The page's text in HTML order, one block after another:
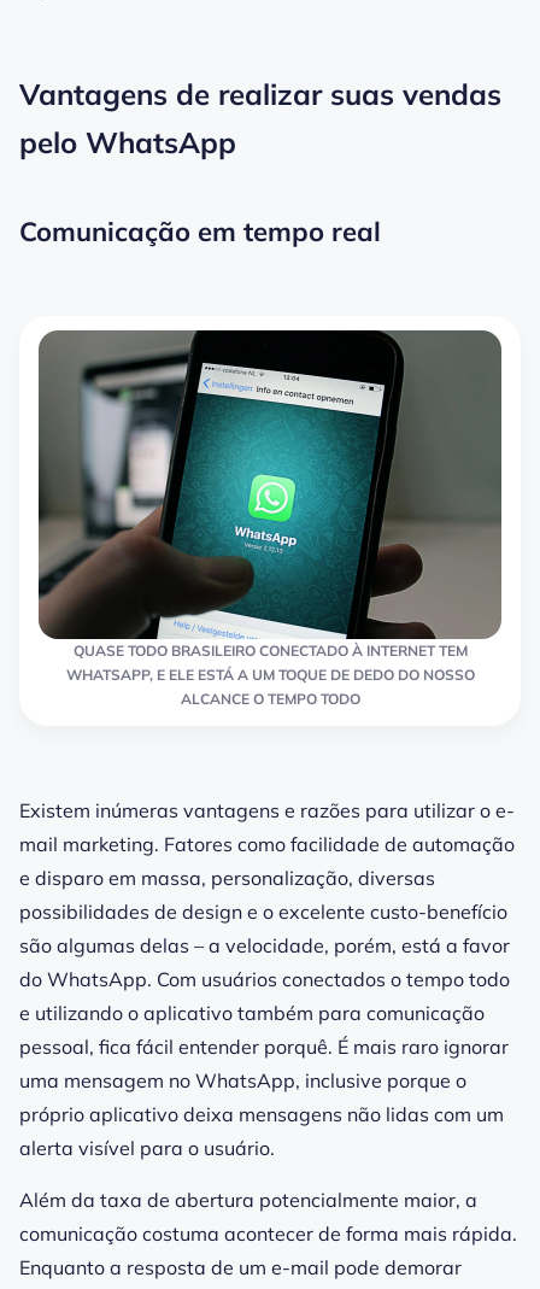
Vantagens de realizar suas vendas
pelo WhatsApp
Comunicação em tempo real
QUASE TODO BRASILEIRO CONECTADO À INTERNET TEM
WHATSAPP, E ELE ESTÁ A UM TOQUE DE DEDO DO NOSSO
ALCANCE O TEMPO TODO
Existem inúmeras vantagens e razões para utilizar o e-
mail marketing. Fatores como facilidade de automação
e disparo em massa, personalização, diversas
possibilidades de design e o excelente custo-benefício
são algumas delas – a velocidade, porém, está a favor
do WhatsApp. Com usuários conectados o tempo todo
e utilizando o aplicativo também para comunicação
pessoal, fica fácil entender porquê. É mais raro ignorar
uma mensagem no WhatsApp, inclusive porque o
próprio aplicativo deixa mensagens não lidas com um
alerta visível para o usuário.
Além da taxa de abertura potencialmente maior, a
comunicação costuma acontecer de forma mais rápida.
Enquanto a resposta de um e-mail pode demorar